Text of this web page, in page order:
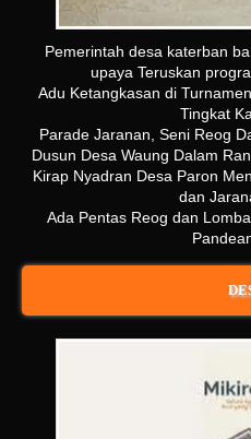
Pemerintah desa katerban
upaya Teruskan
Adu Ketangkasan di
Tingkat
Parade Jaranan, Seni Reog
Dusun Desa Waung Dalam
Kirap Nyadran Desa Paron
dan
Ada Pentas Reog dan